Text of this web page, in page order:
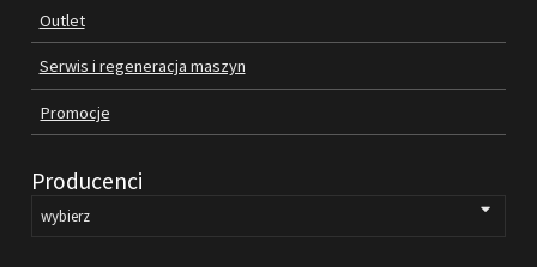
PROMOCJE
REGULAMIN
KATALOGI
OBRABIARKI DO DREWNA
SILNIKI ELEKTRYCZNE
Outlet
Serwis i regeneracja maszyn
Promocje
Producenci